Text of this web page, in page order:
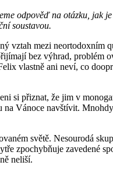
odpověď na otázku, jak
soustavou.
vztah mezi neortodoxním
bez výhrad, problém
vlastně ani neví, co
si přiznat, že jim v
Vánoce navštívit.
světě. Nesourodá
zpochybňuje zavedené
neliší.